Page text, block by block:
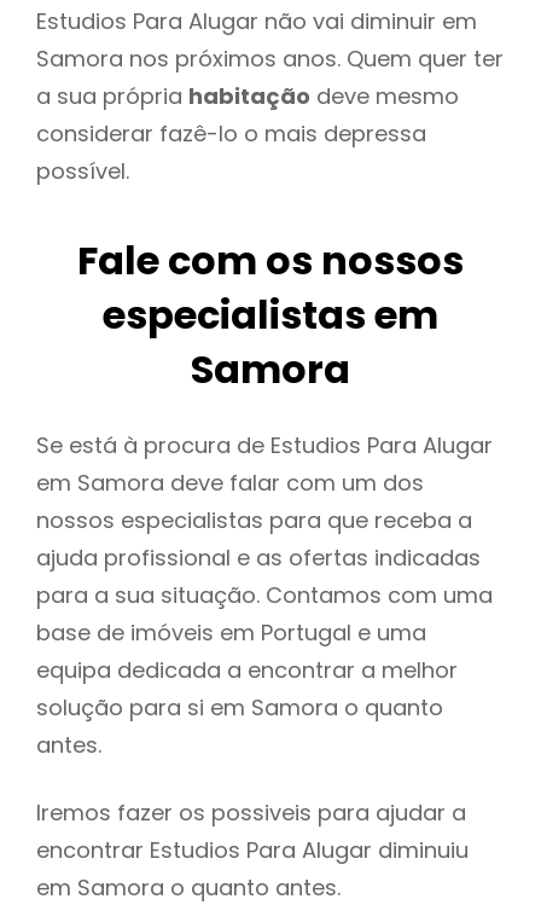
Estudios Para Alugar não vai diminuir em
Samora nos próximos anos. Quem quer ter
a sua própria habitação deve mesmo
considerar fazê-lo o mais depressa
possível.
Fale com os nossos
especialistas em
Samora
Se está à procura de Estudios Para Alugar
em Samora deve falar com um dos
nossos especialistas para que receba a
ajuda profissional e as ofertas indicadas
para a sua situação. Contamos com uma
base de imóveis em Portugal e uma
equipa dedicada a encontrar a melhor
solução para si em Samora o quanto
antes.
Iremos fazer os possiveis para ajudar a
encontrar Estudios Para Alugar diminuiu
em Samora o quanto antes.